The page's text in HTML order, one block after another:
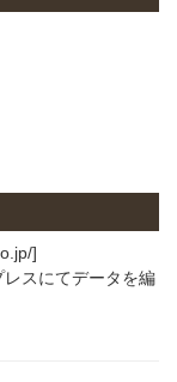
]
スにてデータを編